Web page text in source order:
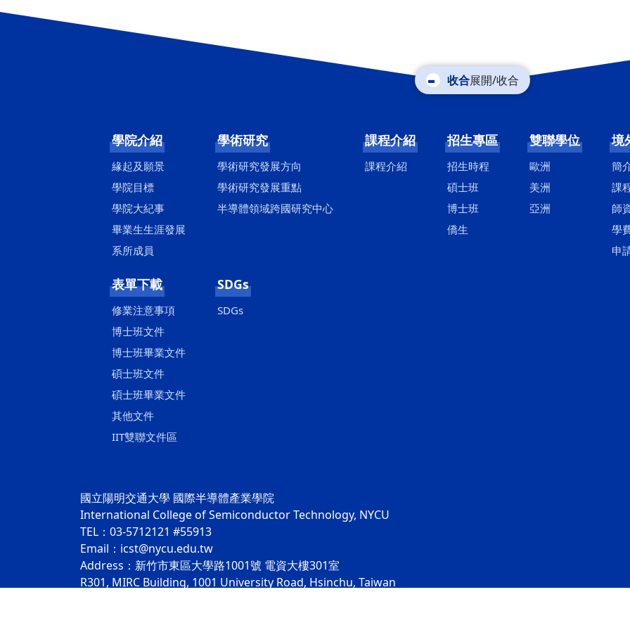
展開/收合
學院介紹
緣起及願景
學院目標
學院大紀事
畢業生生涯發展
系所成員
學術研究
學術研究發展方向
學術研究發展重點
半導體領域跨國研究中心
課程介紹
課程介紹
招生專區
招生時程
碩士班
博士班
僑生
雙聯學位
歐洲
美洲
亞洲
境
簡
課
師
學
申
表單下載
修業注意事項
博士班文件
博士班畢業文件
碩士班文件
碩士班畢業文件
其他文件
IIT雙聯文件區
SDGs
SDGs
國立陽明交通大學 國際半導體產業學院
International College of Semiconductor Technology, NYCU
TEL：03-5712121 #55913
Email：icst@nycu.edu.tw
Address：新竹市東區大學路1001號 電資大樓301室
R301, MIRC Building, 1001 University Road, Hsinchu, Taiwan